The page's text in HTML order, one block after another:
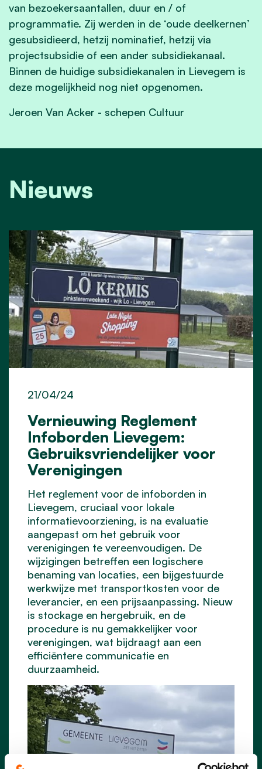
van bezoekersaantallen, duur en / of
programmatie. Zij werden in de ‘oude deelkernen’
gesubsidieerd, hetzij nominatief, hetzij via
projectsubsidie of een ander subsidiekanaal.
Binnen de huidige subsidiekanalen in Lievegem is
deze mogelijkheid nog niet opgenomen.
Jeroen Van Acker - schepen Cultuur
Nieuws
Vernieuwing Reglement
Infoborden Lievegem:
Gebruiksvriendelijker voor
Verenigingen
21/04/24
Het reglement voor de infoborden in
Lievegem, cruciaal voor lokale
informatievoorziening, is na evaluatie
aangepast om het gebruik voor
verenigingen te vereenvoudigen. De
wijzigingen betreffen een logischere
benaming van locaties, een bijgestuurde
werkwijze met transportkosten voor de
leverancier, en een prijsaanpassing. Nieuw
is stockage en hergebruik, en de
procedure is nu gemakkelijker voor
verenigingen, wat bijdraagt aan een
efficiëntere communicatie en
duurzaamheid.